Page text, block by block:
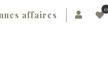
0
affaires